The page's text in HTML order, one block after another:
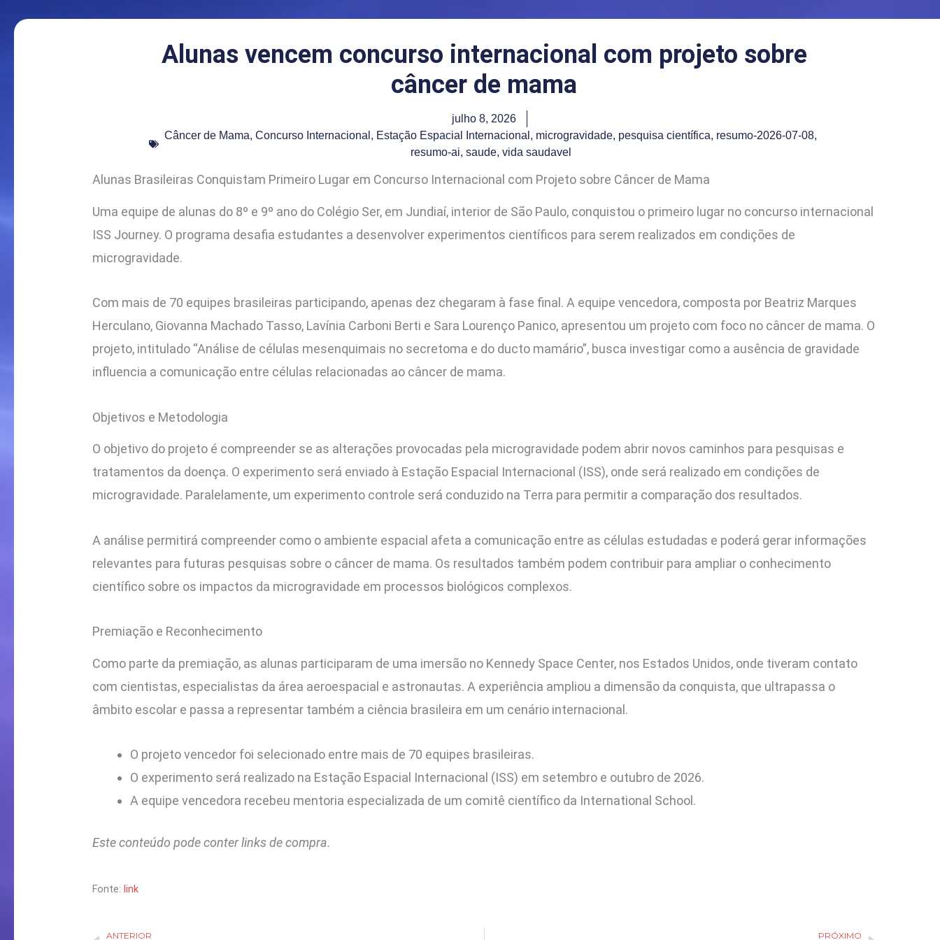
Alunas vencem concurso internacional com projeto sobre
câncer de mama
julho 8, 2026
Câncer de Mama, Concurso Internacional , Estação Espacial Internacional , microgravidade, pesquisa científica, resumo-2026-07-08,
resumo-ai, saude, vida saudavel
Alunas Brasileiras Conquistam Primeiro Lugar em Concurso Internacional com Projeto sobre Câncer de Mama
Uma equipe de alunas do 8º e 9º ano do Colégio Ser, em Jundiaí, interior de São Paulo, conquistou o primeiro lugar no concurso internacional
ISS Journey. O programa desafia estudantes a desenvolver experimentos científicos para serem realizados em condições de
microgravidade.
Com mais de 70 equipes brasileiras participando, apenas dez chegaram à fase final. A equipe vencedora, composta por Beatriz Marques
Herculano, Giovanna Machado Tasso, Lavínia Carboni Berti e Sara Lourenço Panico, apresentou um projeto com foco no câncer de mama. O
projeto, intitulado “Análise de células mesenquimais no secretoma e do ducto mamário”, busca investigar como a ausência de gravidade
influencia a comunicação entre células relacionadas ao câncer de mama.
Objetivos e Metodologia
O objetivo do projeto é compreender se as alterações provocadas pela microgravidade podem abrir novos caminhos para pesquisas e
tratamentos da doença. O experimento será enviado à Estação Espacial Internacional (ISS), onde será realizado em condições de
microgravidade. Paralelamente, um experimento controle será conduzido na Terra para permitir a comparação dos resultados.
A análise permitirá compreender como o ambiente espacial afeta a comunicação entre as células estudadas e poderá gerar informações
relevantes para futuras pesquisas sobre o câncer de mama. Os resultados também podem contribuir para ampliar o conhecimento
científico sobre os impactos da microgravidade em processos biológicos complexos.
Premiação e Reconhecimento
Como parte da premiação, as alunas participaram de uma imersão no Kennedy Space Center, nos Estados Unidos, onde tiveram contato
com cientistas, especialistas da área aeroespacial e astronautas. A experiência ampliou a dimensão da conquista, que ultrapassa o
âmbito escolar e passa a representar também a ciência brasileira em um cenário internacional.
O projeto vencedor foi selecionado entre mais de 70 equipes brasileiras.
O experimento será realizado na Estação Espacial Internacional (ISS) em setembro e outubro de 2026.
A equipe vencedora recebeu mentoria especializada de um comitê científico da International School.
Este conteúdo pode conter links de compra.
Fonte: link
ANTERIOR PRÓXIMO